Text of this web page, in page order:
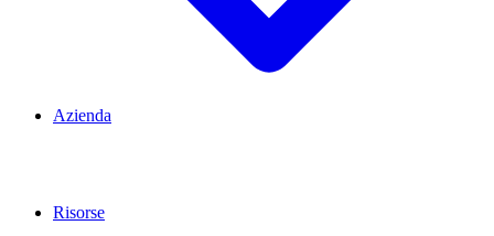
Azienda
Risorse